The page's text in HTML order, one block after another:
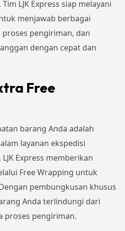
LJK Express siap melayani
menjawab berbagai
pengiriman, dan
dengan cepat dan
Free
barang Anda adalah
layanan ekspedisi
Express memberikan
Free Wrapping untuk
pembungkusan khusus
Anda terlindungi dari
proses pengiriman.